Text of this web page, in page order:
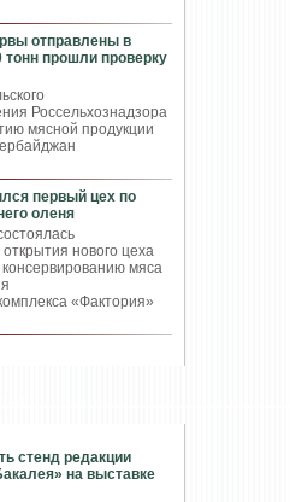
отправлены в
прошли проверку
Россельхознадзора
мясной продукции
первый цех по
оленя
нового цеха
мяса
«Фактория»
стенд редакции
на выставке